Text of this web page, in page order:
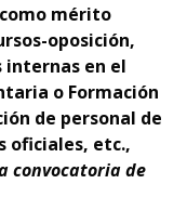
como mérito
oposición,
internas en el
o Formación
de personal de
oficiales, etc.,
convocatoria de